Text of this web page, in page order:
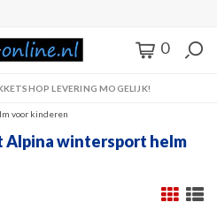
0
LEVERING MOGELIJK!
voor kinderen
Alpina wintersport helm